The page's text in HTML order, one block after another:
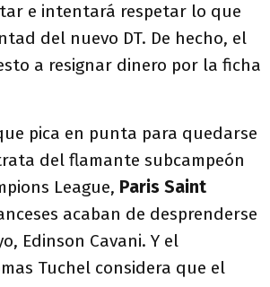
e intentará respetar lo que
del nuevo DT. De hecho, el
a resignar dinero por la ficha
pica en punta para quedarse
del flamante subcampeón
League, Paris Saint
acaban de desprenderse
Edinson Cavani. Y el
Tuchel considera que el